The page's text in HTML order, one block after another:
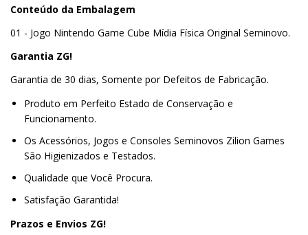
Conteúdo da Embalagem
01 - Jogo Nintendo Game Cube Mídia Física Original Seminovo.
Garantia ZG!
Garantia de 30 dias, Somente por Defeitos de Fabricação.
Produto em Perfeito Estado de Conservação e
Funcionamento.
Os Acessórios, Jogos e Consoles Seminovos Zilion Games
São Higienizados e Testados.
Qualidade que Você Procura.
Satisfação Garantida!
Prazos e Envios ZG!